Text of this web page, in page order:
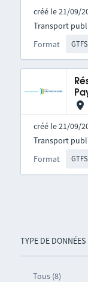
TYPE DE DONNÉES
Tous (8)
créé le 21/09/
Format GTFS
Transport
créé le 21/09/
Format GTFS
Transport